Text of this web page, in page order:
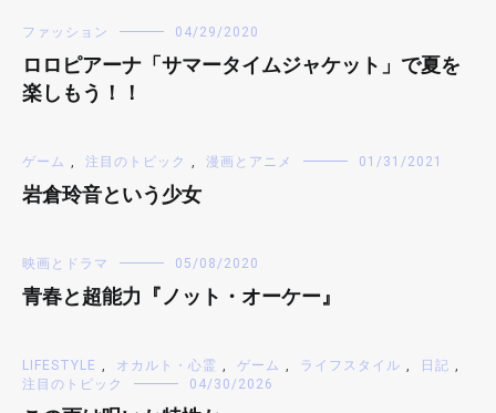
ファッション 04/29/2020
ロロピアーナ「サマータイムジャケット」で夏を
楽しもう！！
ゲーム , 注目のトピック , 漫画とアニメ 01/31/2021
岩倉玲音という少女
映画とドラマ 05/08/2020
青春と超能力『ノット・オーケー』
LIFESTYLE , オカルト・心霊 , ゲーム , ライフスタイル , 日記 ,
注目のトピック
04/30/2026